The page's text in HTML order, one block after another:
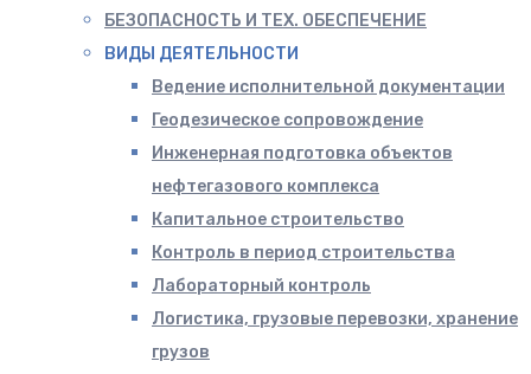
БЕЗОПАСНОСТЬ И ТЕХ. ОБЕСПЕЧЕНИЕ
ВИДЫ ДЕЯТЕЛЬНОСТИ
Ведение исполнительной документации
Геодезическое сопровождение
Инженерная подготовка объектов
нефтегазового комплекса
Капитальное строительство
Контроль в период строительства
Лабораторный контроль
Логистика, грузовые перевозки, хранение
грузов